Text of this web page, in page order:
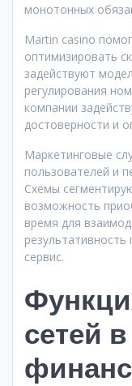
монотонных
Martin casino
оптимизировать
задействуют
регулирования
компании
достоверности и
Маркетинговые
пользователей и
Схемы
возможность
время для
сервис.
сетей